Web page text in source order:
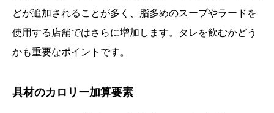
どが追加されることが多く、脂多めのスープやラードを
使用する店舗ではさらに増加します。タレを飲むかどう
かも重要なポイントです。
具材のカロリー加算要素